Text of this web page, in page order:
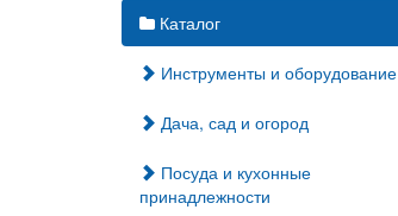
Каталог
Инструменты и оборудование
Дача, сад и огород
Посуда и кухонные
принадлежности